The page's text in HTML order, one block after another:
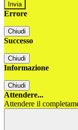
Errore
Chiudi
Successo
Chiudi
Informazione
Chiudi
Attendere...
Attendere il